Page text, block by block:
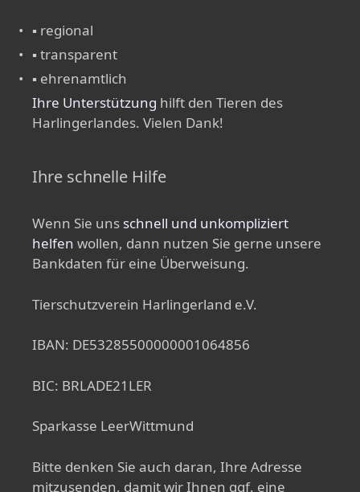
▪ regional
▪ transparent
▪ ehrenamtlich
Ihre Unterstützung hilft den Tieren des
Harlingerlandes. Vielen Dank!
Ihre schnelle Hilfe
Wenn Sie uns schnell und unkompliziert
helfen wollen, dann nutzen Sie gerne unsere
Bankdaten für eine Überweisung.
Tierschutzverein Harlingerland e.V.
IBAN: DE53285500000001064856
BIC: BRLADE21LER
Sparkasse LeerWittmund
Bitte denken Sie auch daran, Ihre Adresse
mitzusenden, damit wir Ihnen ggf. eine